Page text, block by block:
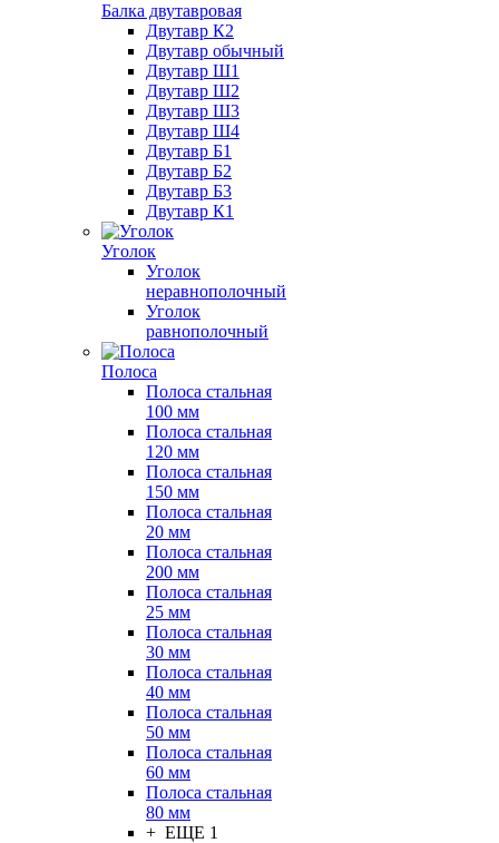
Балка двутавровая
Двутавр К2
Двутавр обычный
Двутавр Ш1
Двутавр Ш2
Двутавр Ш3
Двутавр Ш4
Двутавр Б1
Двутавр Б2
Двутавр Б3
Двутавр К1
Уголок
Уголок
неравнополочный
Уголок
равнополочный
Полоса
Полоса стальная
100 мм
Полоса стальная
120 мм
Полоса стальная
150 мм
Полоса стальная
20 мм
Полоса стальная
200 мм
Полоса стальная
25 мм
Полоса стальная
30 мм
Полоса стальная
40 мм
Полоса стальная
50 мм
Полоса стальная
60 мм
Полоса стальная
80 мм
+ ЕЩЕ 1